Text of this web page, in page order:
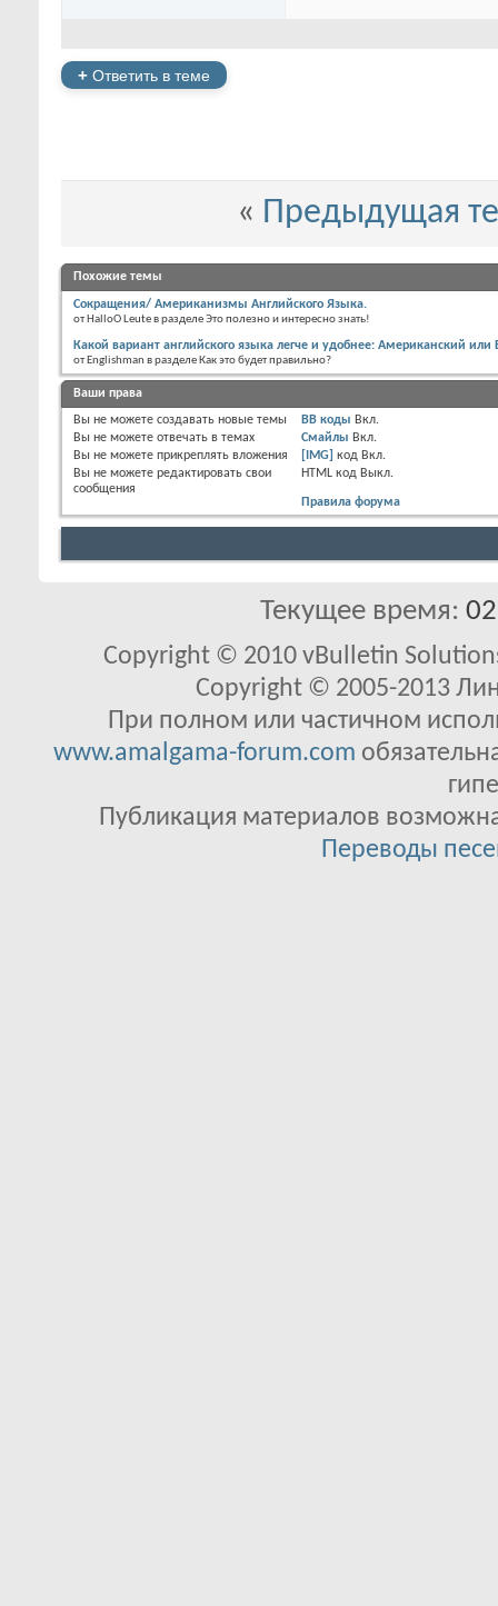
+ Ответить в теме
« Предыдущая
Похожие темы
Сокращения/ Американизмы Английского Языка.
от HalloO Leute в разделе Это полезно и интересно знать!
Какой вариант английского языка легче и удобнее: Американский или
от Englishman в разделе Как это будет правильно?
Ваши права
Вы не можете создавать новые темы
Вы не можете отвечать в темах
Вы не можете прикреплять вложения
Вы не можете редактировать свои
сообщения
BB коды Вкл.
Смайлы Вкл.
[IMG] код Вкл.
HTML код Выкл.
Правила форума
Текущее время:
Copyright © 2010 vBulletin
Copyright © 2005-2013
При полном или частичном
www.amalgama-forum.com
Публикация материалов
Переводы